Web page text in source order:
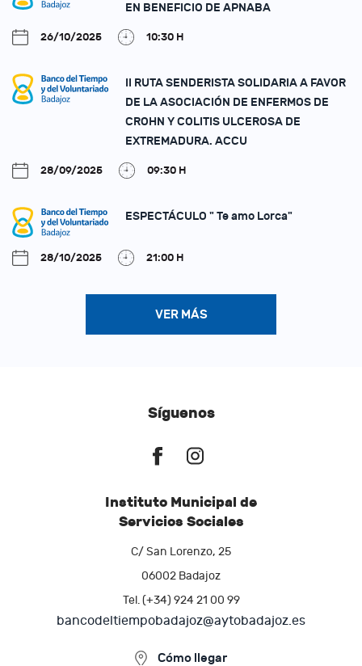
EN BENEFICIO DE APNABA
26/10/2025 10:30 H
II RUTA SENDERISTA SOLIDARIA A FAVOR
DE LA ASOCIACIÓN DE ENFERMOS DE
CROHN Y COLITIS ULCEROSA DE
EXTREMADURA. ACCU
28/09/2025 09:30 H
ESPECTÁCULO " Te amo Lorca"
28/10/2025 21:00 H
VER MÁS
Síguenos
Instituto Municipal de
Servicios Sociales
C/ San Lorenzo, 25
06002 Badajoz
Tel. (+34) 924 21 00 99
bancodeltiempobadajoz@aytobadajoz.es
Cómo llegar